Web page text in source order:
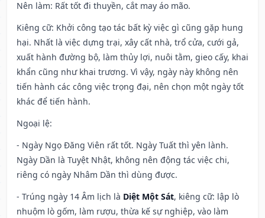
Nên làm: Rất tốt đi thuyền, cắt may áo mão.
Kiêng cữ: Khởi công tạo tác bất kỳ việc gì cũng gặp hung
hại. Nhất là việc dựng trại, xây cất nhà, trổ cửa, cưới gả,
xuất hành đường bộ, làm thủy lợi, nuôi tằm, gieo cấy, khai
khẩn cũng như khai trương. Vì vậy, ngày này không nên
tiến hành các công việc trọng đại, nên chọn một ngày tốt
khác để tiến hành.
Ngoại lệ:
- Ngày Ngọ Đăng Viên rất tốt. Ngày Tuất thì yên lành.
Ngày Dần là Tuyệt Nhật, không nên động tác việc chi,
riêng có ngày Nhâm Dần thì dùng được.
- Trúng ngày 14 Âm lịch là Diệt Một Sát, kiêng cữ: lập lò
nhuộm lò gốm, làm rượu, thừa kế sự nghiệp, vào làm